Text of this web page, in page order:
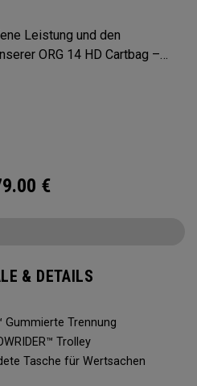
Leistung und den
ORG 14 HD Cartbag –
Beste verlangen. Dank des
und der vollständig
€
& DETAILS
Trennung
Trolley
Tasche für Wertsachen